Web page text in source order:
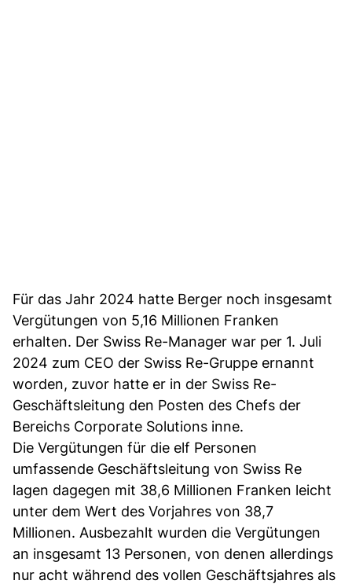
Für das Jahr 2024 hatte Berger noch insgesamt
Vergütungen von 5,16 Millionen Franken
erhalten. Der Swiss Re-Manager war per 1. Juli
2024 zum CEO der Swiss Re-Gruppe ernannt
worden, zuvor hatte er in der Swiss Re-
Geschäftsleitung den Posten des Chefs der
Bereichs Corporate Solutions inne.
Die Vergütungen für die elf Personen
umfassende Geschäftsleitung von Swiss Re
lagen dagegen mit 38,6 Millionen Franken leicht
unter dem Wert des Vorjahres von 38,7
Millionen. Ausbezahlt wurden die Vergütungen
an insgesamt 13 Personen, von denen allerdings
nur acht während des vollen Geschäftsjahres als